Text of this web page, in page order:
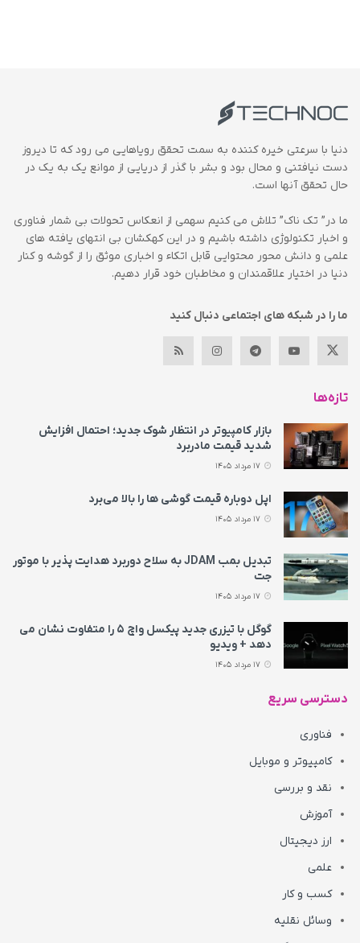
دنیا با سرعتی خیره کننده به سمت تحقق رویاهایی می رود که تا دیروز
دست نیافتنی و محال بود و بشر با گذر از دریایی از موانع یک به یک در
حال تحقق آنها است.
ما در” تک ناک” تلاش می کنیم سهمی از انعکاس تحولات بی شمار فناوری
و اخبار تکنولوژی داشته باشیم و در این کهکشان بی انتهای یافته های
علمی و دانش محور محتوایی قابل اتکاء و اخباری موثق را از گوشه و کنار
دنیا در اختیار علاقمندان و مخاطبان خود قرار دهیم.
ما را در شبکه های اجتماعی دنبال کنید
تازه‌ها
بازار کامپیوتر در انتظار شوک جدید؛ احتمال افزایش
شدید قیمت مادربرد
اپل دوباره قیمت‌ گوشی ها را بالا می‌برد
تبدیل بمب JDAM به سلاح دوربرد هدایت پذیر با موتور
جت
گوگل با تیزری جدید پیکسل واچ ۵ را متفاوت نشان می‌
دهد + ویدیو
دسترسی سریع
فناوری
کامپیوتر و موبایل
نقد و بررسی
آموزش
ارز دیجیتال
علمی
کسب و کار
وسائل نقلیه